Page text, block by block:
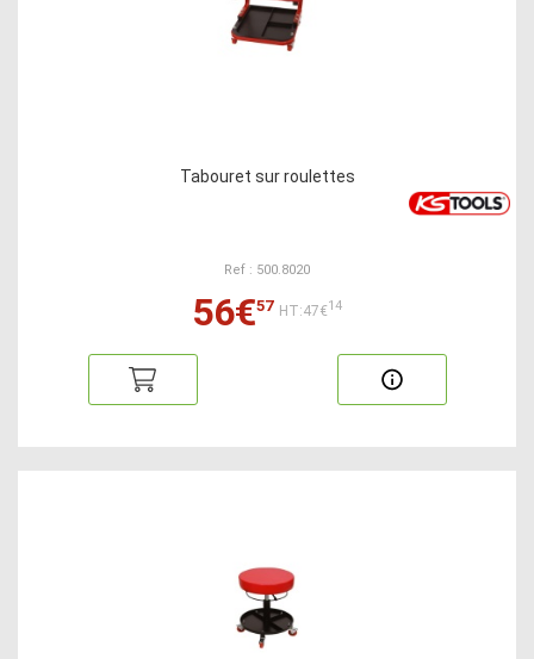
Tabouret sur roulettes
Ref : 500.8020
56€57 HT:47€14